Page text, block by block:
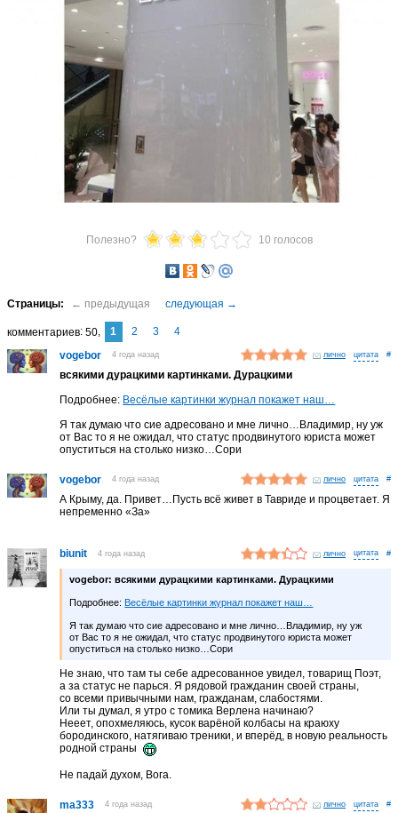
Полезно? 10 голосов
комментариев 50 1 2 3
4
vogebor
4 года назад лично #
всякими дурацкими картинками. Дурацкими
Подробнее: Весёлые картинки журнал покажет наш…
Я так думаю что сие адресовано и мне лично…Владимир, ну уж
от Вас то я не ожидал, что статус продвинутого юриста может
опуститься на столько низко…Сори
vogebor 4 года назад лично #
А Крыму, да. Привет…Пусть всё живет в Тавриде и процветает. Я
непременно «За»
biunit 4 года назад лично #
vogebor: всякими дурацкими картинками. Дурацкими
Подробнее: Весёлые картинки журнал покажет наш…
Я так думаю что сие адресовано и мне лично…Владимир, ну уж
от Вас то я не ожидал, что статус продвинутого юриста может
опуститься на столько низко…Сори
Не знаю, что там ты себе адресованное увидел, товарищ Поэт,
а за статус не парься. Я рядовой гражданин своей страны,
со всеми привычными нам, гражданам, слабостями.
Или ты думал, я утро с томика Верлена начинаю?
Нееет, опохмеляюсь, кусок варёной колбасы на краюху
бородинского, натягиваю треники, и вперёд, в новую реальность
родной страны
Не падай духом, Вога.
ma333 4 года назад лично #